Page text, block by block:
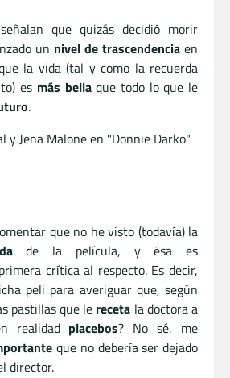
señalan que quizás decidió morir
un nivel de trascendencia en
la vida (tal y como la recuerda
es más bellaque todo lo que le
.
que no he visto (todavía) la
de la película, y ésa es
crítica al respecto. Es decir,
peli para averiguar que, según
pastillas que le receta la doctora a
realidad placebos? No sé, me
que no debería ser dejado
director.